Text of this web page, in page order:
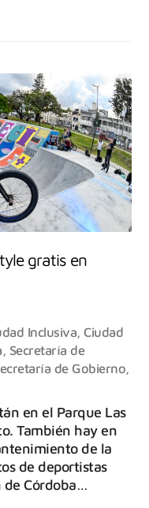
gratis en
Inclusiva,Ciudad
, Secretaría de
de Gobierno,
en el Parque Las
También hay en
de la
de deportistas
de Córdoba…